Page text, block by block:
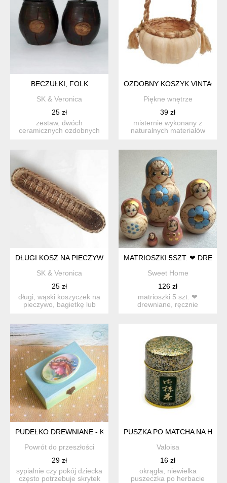
BECZUŁKI, FOLK
SK & Veronica
25 zł
zestaw, dwóch
ceramicznych ozdobnych
OZDOBNY KOSZYK VINTAGE
Piękne wnętrze
39 zł
misternie wykonany z
naturalnych materiałów
DŁUGI KOSZ NA PIECZYWO
SK & Veronica
25 zł
długi, wąski koszyczek na
pieczywo, bagietkę lub
MATRIOSZKI 5SZT. ❤
Sweet Home
126 zł
matrioszki 5 szt. ❤
drewniane, ręcznie
PUDEŁKO DREWNIANE - KOMUNIA DZIEWCZYNKI
Powrót do przeszłości
29 zł
sypialnie czy pokój dziecka
często potrzebuje skrytek
PUSZKA PO MATCHA NA
Valoisa
16 zł
okrągła, niewielka
puszeczka po herbacie